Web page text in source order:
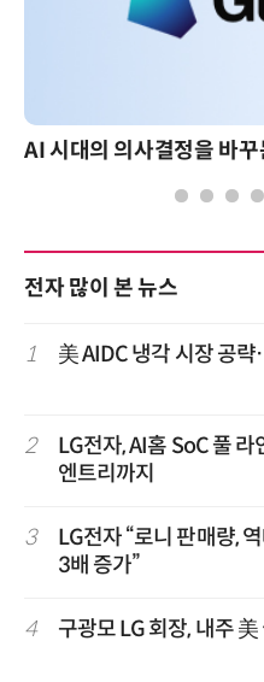
전자 많이 본 뉴스
1 美 AIDC 냉각 시장 공
2
LG전자, AI홈 SoC 풀
엔트리까지
3
LG전자 “로니 판매량,
3배 증가”
4 구광모 LG 회장, 내주